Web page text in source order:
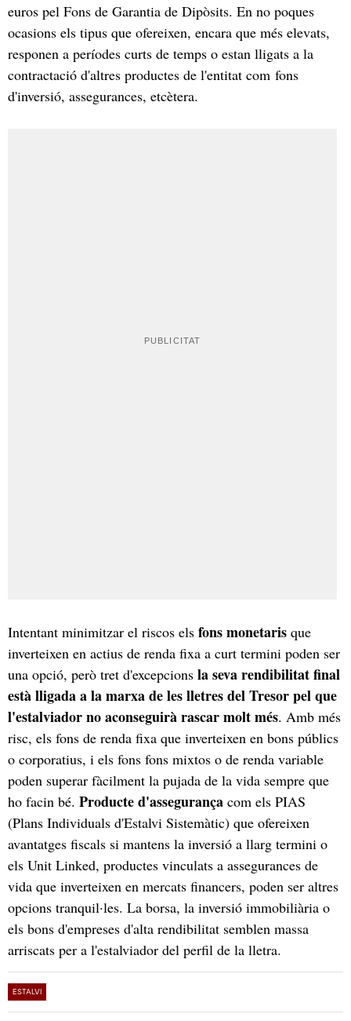
euros pel Fons de Garantia de Dipòsits. En no poques
ocasions els tipus que ofereixen, encara que més elevats,
responen a períodes curts de temps o estan lligats a la
contractació d'altres productes de l'entitat com fons
d'inversió, assegurances, etcètera.
Intentant minimitzar el riscos els fons monetaris que
inverteixen en actius de renda fixa a curt termini poden ser
una opció, però tret d'excepcions la seva rendibilitat final
està lligada a la marxa de les lletres del Tresor pel que
l'estalviador no aconseguirà rascar molt més. Amb més
risc, els fons de renda fixa que inverteixen en bons públics
o corporatius, i els fons fons mixtos o de renda variable
poden superar fàcilment la pujada de la vida sempre que
ho facin bé. Producte d'assegurança com els PIAS
(Plans Individuals d'Estalvi Sistemàtic) que ofereixen
avantatges fiscals si mantens la inversió a llarg termini o
els Unit Linked, productes vinculats a assegurances de
vida que inverteixen en mercats financers, poden ser altres
opcions tranquil·les. La borsa, la inversió immobiliària o
els bons d'empreses d'alta rendibilitat semblen massa
arriscats per a l'estalviador del perfil de la lletra.
ESTALVI